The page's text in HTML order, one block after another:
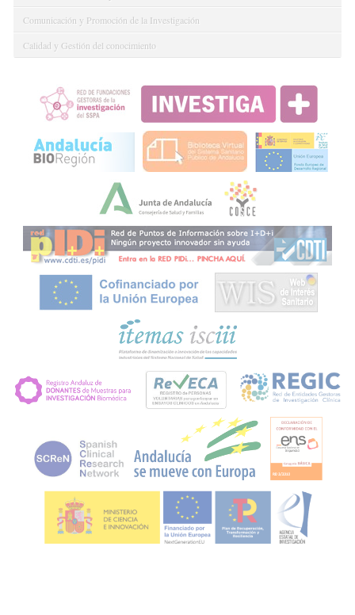
Comunicación y Promoción de la Investigación
Calidad y Gestión del conocimiento